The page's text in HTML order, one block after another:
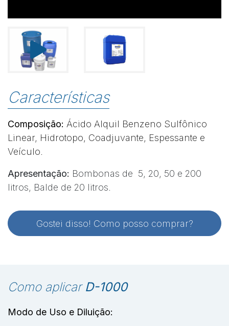
Características
Composição: Ácido Alquil Benzeno Sulfônico
Linear, Hidrotopo, Coadjuvante, Espessante e
Veículo.
Apresentação: Bombonas de 5, 20, 50 e 200
litros, Balde de 20 litros.
Gostei disso! Como posso comprar?
Como aplicar D-1000
Modo de Uso e Diluição: